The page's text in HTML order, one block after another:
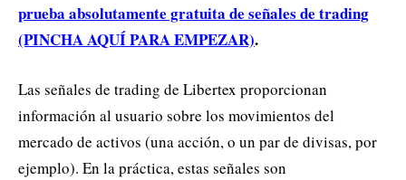
prueba absolutamente gratuita de señales de trading
(PINCHA AQUÍ PARA EMPEZAR).
Las señales de trading de Libertex proporcionan
información al usuario sobre los movimientos del
mercado de activos (una acción, o un par de divisas, por
ejemplo). En la práctica, estas señales son